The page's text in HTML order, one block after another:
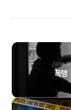
Assault
폭행